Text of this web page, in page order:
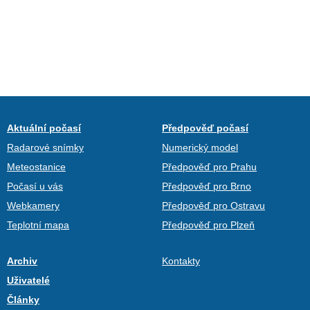
Aktuální počasí
Radarové snímky
Meteostanice
Počasí u vás
Webkamery
Teplotní mapa
Předpověď počasí
Numerický model
Předpověď pro Prahu
Předpověď pro Brno
Předpověď pro Ostravu
Předpověď pro Plzeň
Archiv
Uživatelé
Články
Kontakty